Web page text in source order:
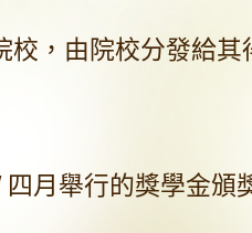
校，由院校分發給其
月舉行的獎學金頒